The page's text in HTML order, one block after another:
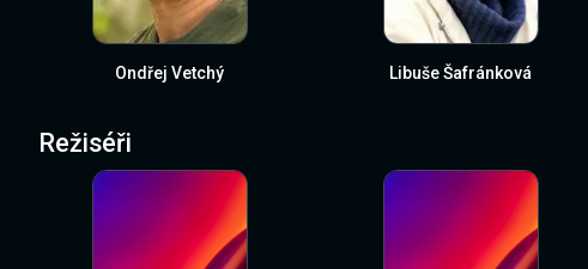
Ondřej Vetchý Libuše Šafránková
Režiséři